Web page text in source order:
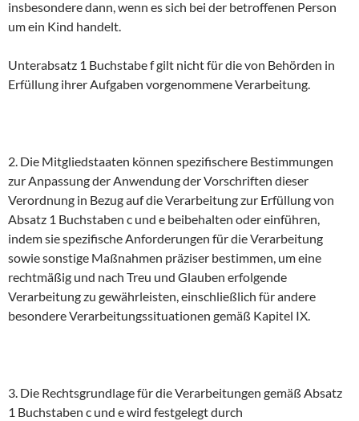
insbesondere dann, wenn es sich bei der betroffenen Person
um ein Kind handelt.
Unterabsatz 1 Buchstabe f gilt nicht für die von Behörden in
Erfüllung ihrer Aufgaben vorgenommene Verarbeitung.
2. Die Mitgliedstaaten können spezifischere Bestimmungen
zur Anpassung der Anwendung der Vorschriften dieser
Verordnung in Bezug auf die Verarbeitung zur Erfüllung von
Absatz 1 Buchstaben c und e beibehalten oder einführen,
indem sie spezifische Anforderungen für die Verarbeitung
sowie sonstige Maßnahmen präziser bestimmen, um eine
rechtmäßig und nach Treu und Glauben erfolgende
Verarbeitung zu gewährleisten, einschließlich für andere
besondere Verarbeitungssituationen gemäß Kapitel IX.
3. Die Rechtsgrundlage für die Verarbeitungen gemäß Absatz
1 Buchstaben c und e wird festgelegt durch